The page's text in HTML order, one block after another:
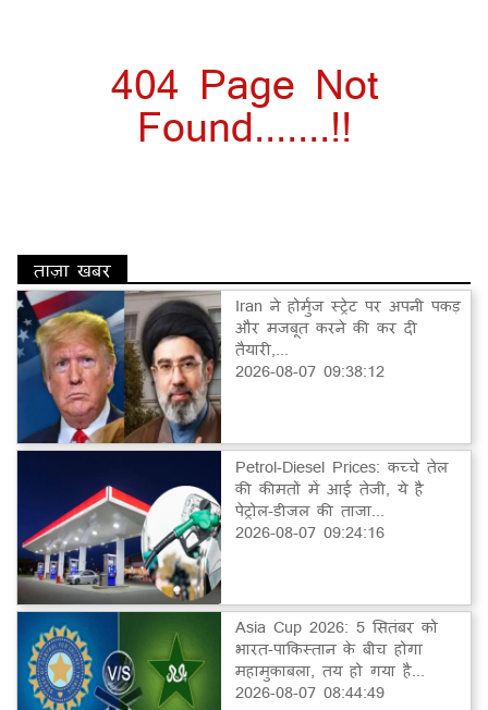
404 Page Not
Found.......!!
ताज़ा खबर
Iran ने होर्मुज स्ट्रेट पर अपनी पकड़
और मजबूत करने की कर दी
तैयारी,...
2026-08-07 09:38:12
Petrol-Diesel Prices: कच्चे तेल
की कीमतों में आई तेजी, ये है
पेट्रोल-डीजल की ताजा...
2026-08-07 09:24:16
Asia Cup 2026: 5 सितंबर को
भारत-पाकिस्तान के बीच होगा
महामुकाबला, तय हो गया है...
2026-08-07 08:44:49